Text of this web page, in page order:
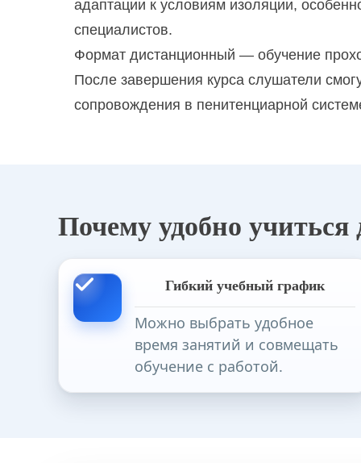
Метафорические ассоциативные
Нейропсихологическая диагностика
Нейропсихология детского возраста
Педагог-психолог
Педагог-психолог в ДОУ
Пенитенциарная психология
Практическая нейропсихология
адаптации к условиям изоляции,
специалистов.
Формат дистанционный — обучение
После завершения курса слушатели
сопровождения в пенитенциарной
Почему удобно
Гибкий учебный график
Можно выбрать удобное
время занятий и совмещать
обучение с работой.